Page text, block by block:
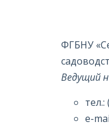
ФГБНУ
Ведущий
тел.:
e-